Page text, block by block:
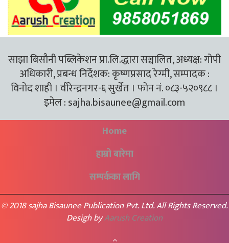
साझा बिसौनी पब्लिकेशन प्रा.लि.द्धारा सञ्चालित, अध्यक्ष: गोपी
अधिकारी, प्रबन्ध निर्देशक: कृष्णप्रसाद रेग्मी, सम्पादक :
विनोद शाही । वीरेन्द्रनगर-६ सुर्खेत । फोन नं. ०८३-५२०९८८ ।
इमेल :sajha.bisaunee@gmail.com
Home
हाम्रो बारेमा
सम्पर्कका लागि
© 2018 sajha Bisaunee Publication Pvt. Ltd. All Rights Reserved.
Desigh byAarush Creation